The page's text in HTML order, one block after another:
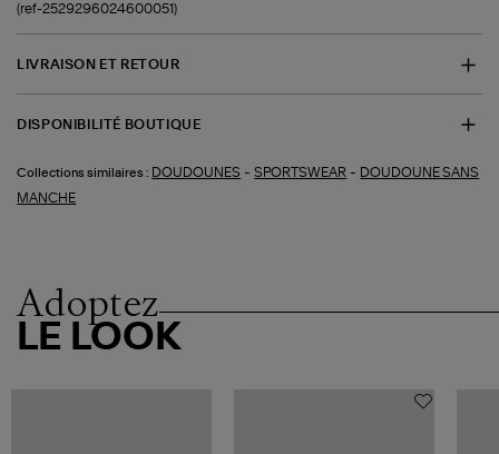
(ref-2529296024600051)
LIVRAISON ET RETOUR
DISPONIBILITÉ BOUTIQUE
Collections similaires : DOUDOUNES -SPORTSWEAR - DOUDOUNE SANS
MANCHE
Adoptez
LE LOOK